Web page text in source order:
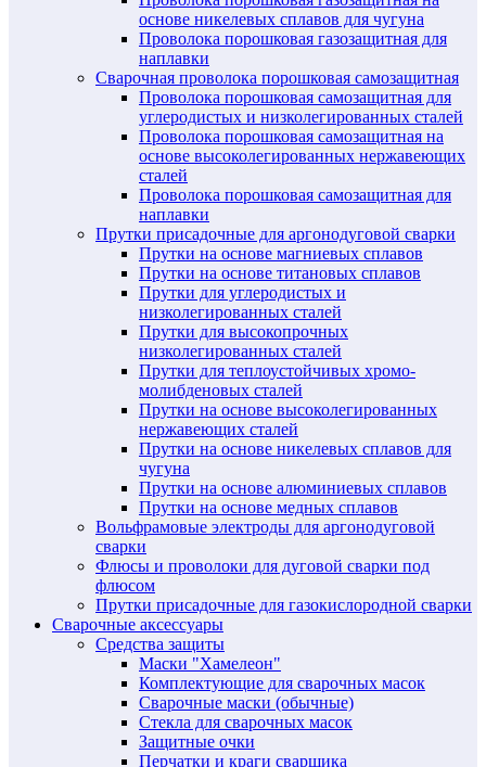
основе никелевых сплавов для чугуна
Проволока порошковая газозащитная для
наплавки
Сварочная проволока порошковая самозащитная
Проволока порошковая самозащитная для
углеродистых и низколегированных сталей
Проволока порошковая самозащитная на
основе высоколегированных нержавеющих
сталей
Проволока порошковая самозащитная для
наплавки
Прутки присадочные для аргонодуговой сварки
Прутки на основе магниевых сплавов
Прутки на основе титановых сплавов
Прутки для углеродистых и
низколегированных сталей
Прутки для высокопрочных
низколегированных сталей
Прутки для теплоустойчивых хромо-
молибденовых сталей
Прутки на основе высоколегированных
нержавеющих сталей
Прутки на основе никелевых сплавов для
чугуна
Прутки на основе алюминиевых сплавов
Прутки на основе медных сплавов
Вольфрамовые электроды для аргонодуговой
сварки
Флюсы и проволоки для дуговой сварки под
флюсом
Прутки присадочные для газокислородной сварки
Сварочные аксессуары
Средства защиты
Маски "Хамелеон"
Комплектующие для сварочных масок
Сварочные маски (обычные)
Стекла для сварочных масок
Защитные очки
Перчатки и краги сварщика